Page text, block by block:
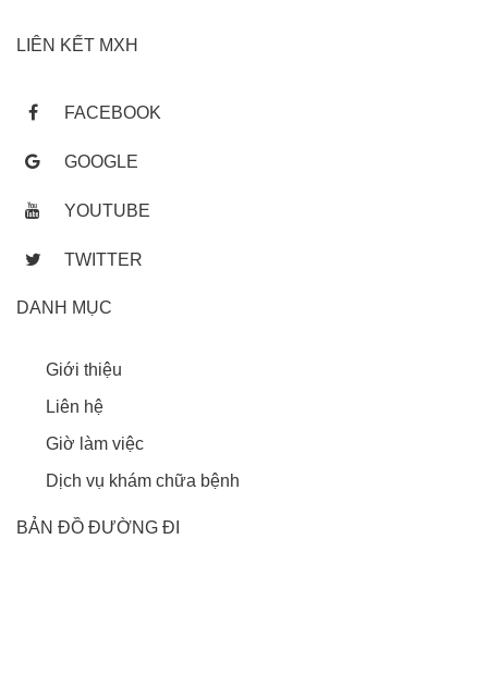
LIÊN KẾT MXH
FACEBOOK
GOOGLE
YOUTUBE
TWITTER
DANH MỤC
Giới thiệu
Liên hệ
Giờ làm việc
Dịch vụ khám chữa bệnh
BẢN ĐỒ ĐƯỜNG ĐI